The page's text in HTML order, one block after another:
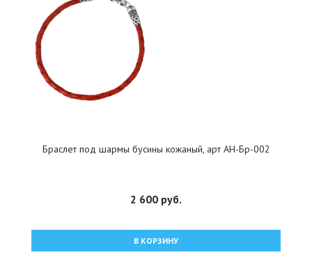
Браслет под шармы бусины кожаный, арт АН-Бр-002
2 600 руб.
В КОРЗИНУ